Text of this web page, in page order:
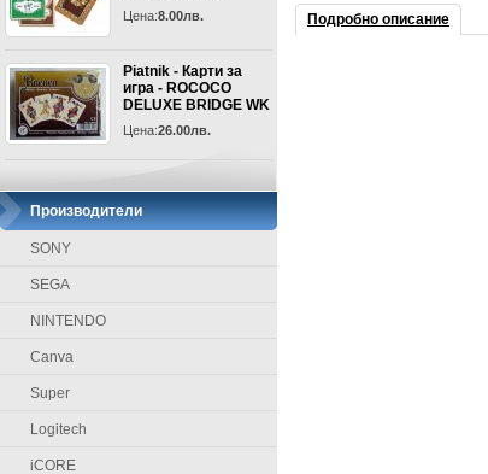
Цена:8.00лв.
Piatnik - Карти за
игра - ROCOCO
DELUXE BRIDGE WK
Цена:26.00лв.
Производители
SONY
SEGA
NINTENDO
Canva
Super
Logitech
iCORE
Подробно описание